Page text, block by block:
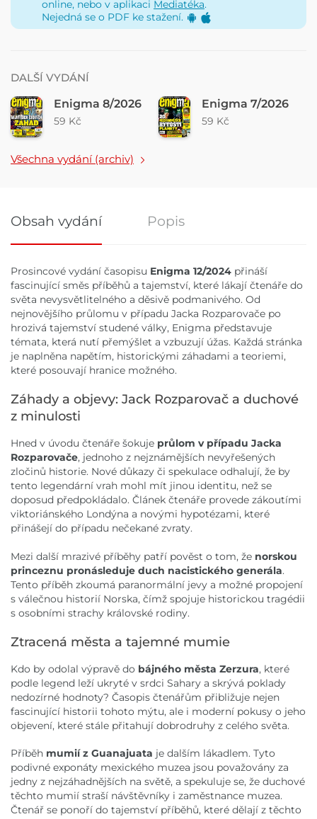
online, nebo v aplikaci Mediatéka.
Nejedná se o PDF ke stažení.
DALŠÍ VYDÁNÍ
Enigma 8/2026
59 Kč
Enigma 7/2026
59 Kč
Všechna vydání (archiv)
Obsah vydání Popis
Obsah vydání
Prosincové vydání časopisu Enigma 12/2024 přináší
fascinující směs příběhů a tajemství, které lákají čtenáře do
světa nevysvětlitelného a děsivě podmanivého. Od
nejnovějšího průlomu v případu Jacka Rozparovače po
hrozivá tajemství studené války, Enigma představuje
témata, která nutí přemýšlet a vzbuzují úžas. Každá stránka
je naplněna napětím, historickými záhadami a teoriemi,
které posouvají hranice možného.
Záhady a objevy: Jack Rozparovač a duchové
z minulosti
Hned v úvodu čtenáře šokuje průlom v případu Jacka
Rozparovače, jednoho z nejznámějších nevyřešených
zločinů historie. Nové důkazy či spekulace odhalují, že by
tento legendární vrah mohl mít jinou identitu, než se
doposud předpokládalo. Článek čtenáře provede zákoutími
viktoriánského Londýna a novými hypotézami, které
přinášejí do případu nečekané zvraty.
Mezi další mrazivé příběhy patří pověst o tom, že norskou
princeznu pronásleduje duch nacistického generála.
Tento příběh zkoumá paranormální jevy a možné propojení
s válečnou historií Norska, čímž spojuje historickou tragédii
s osobními strachy královské rodiny.
Ztracená města a tajemné mumie
Kdo by odolal výpravě do bájného města Zerzura, které
podle legend leží ukryté v srdci Sahary a skrývá poklady
nedozírné hodnoty? Časopis čtenářům přibližuje nejen
fascinující historii tohoto mýtu, ale i moderní pokusy o jeho
objevení, které stále přitahují dobrodruhy z celého světa.
Příběh mumií z Guanajuata je dalším lákadlem. Tyto
podivné exponáty mexického muzea jsou považovány za
jedny z nejzáhadnějších na světě, a spekuluje se, že duchové
těchto mumií straší návštěvníky i zaměstnance muzea.
Čtenář se ponoří do tajemství příběhů, které dělají z těchto